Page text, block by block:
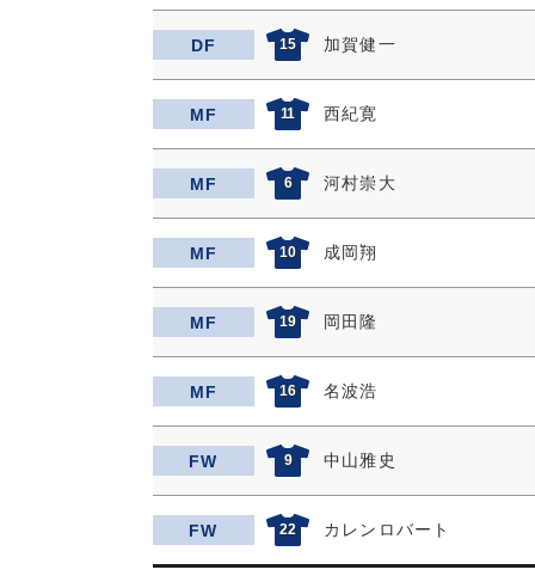
DF 15 加賀健一
MF 11 西紀寛
MF 6 河村崇大
MF 10 成岡翔
MF 19 岡田隆
MF 16 名波浩
FW 9 中山雅史
FW 22 カレンロバート